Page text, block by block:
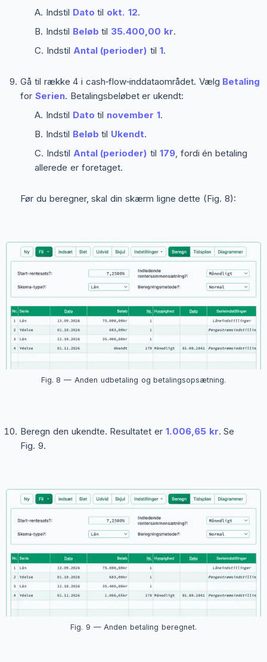
Indstil Dato til okt. 12.
Indstil Beløb til 35.400,00 kr.
Indstil Antal (perioder) til 1.
Gå til række 4 i cash‑flow‑inddataområdet. Vælg Betaling
for Serien. Betalingsbeløbet er ukendt:
Indstil Dato til november 1.
Indstil Beløb til Ukendt.
Indstil Antal (perioder) til 179, fordi én betaling
allerede er foretaget.
Før du beregner, skal din skærm ligne dette (Fig. 8):
Fig. 8 — Anden udbetaling og betalingsopsætning.
Beregn den ukendte. Resultatet er 1.006,65 kr. Se
Fig. 9.
Fig. 9 — Anden betaling beregnet.